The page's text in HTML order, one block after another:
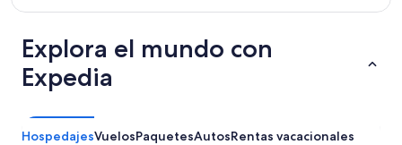
Explora el mundo con
Expedia
HospedajesVuelosPaquetesAutosRentas vacacionales